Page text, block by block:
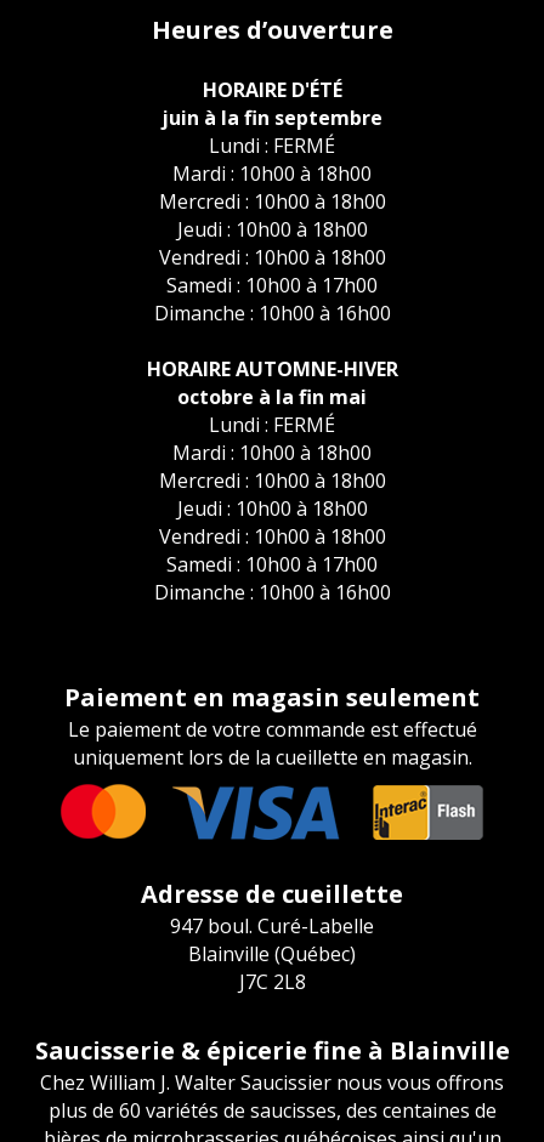
Heures d’ouverture
HORAIRE D'ÉTÉ
juin à la fin septembre
Lundi : FERMÉ
Mardi : 10h00 à 18h00
Mercredi : 10h00 à 18h00
Jeudi : 10h00 à 18h00
Vendredi : 10h00 à 18h00
Samedi : 10h00 à 17h00
Dimanche : 10h00 à 16h00
HORAIRE AUTOMNE-HIVER
octobre à la fin mai
Lundi : FERMÉ
Mardi : 10h00 à 18h00
Mercredi : 10h00 à 18h00
Jeudi : 10h00 à 18h00
Vendredi : 10h00 à 18h00
Samedi : 10h00 à 17h00
Dimanche : 10h00 à 16h00
Paiement en magasin seulement
Le paiement de votre commande est effectué
uniquement lors de la cueillette en magasin.
Adresse de cueillette
947 boul. Curé-Labelle
Blainville (Québec)
J7C 2L8
Saucisserie & épicerie fine à Blainville
Chez William J. Walter Saucissier nous vous offrons
plus de 60 variétés de saucisses, des centaines de